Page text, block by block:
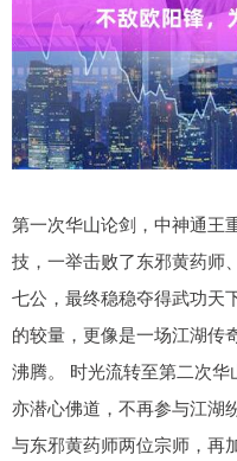
第一次华山论剑，中神通王
技，一举击败了东邪黄药师
七公，最终稳稳夺得武功天
的较量，更像是一场江湖传
沸腾。 时光流转至第二次
亦潜心佛道，不再参与江湖
与东邪黄药师两位宗师，